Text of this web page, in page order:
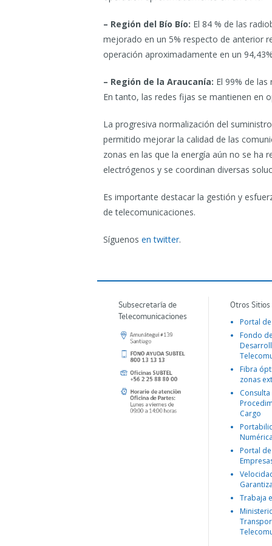
– Región del Bío Bío: El 84 % de las
mejorado en un 5% respecto de anterior
operación aproximadamente en un
– Región de la Araucanía: El 99% de
En tanto, las redes fijas se mantienen en
La progresiva normalización del
permitido mejorar la calidad de las
zonas en las que la energía aún no se ha
electrógenos y se coordinan diversas
Es importante destacar la gestión y
de telecomunicaciones.
Síguenos en twitter.
Subsecretaría de
Telecomunicaciones
Otros
Portal
Fondo
Fibra
zonas
Consulta
Cargo
Portal
Trabaja